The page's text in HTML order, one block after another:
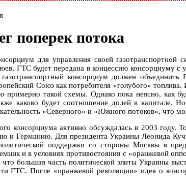
поперек потока
для управления своей
ГТС будет передана в концессию консорциуму с
консорциум должен объединить
Союз как потребителя «голубого»
примерно такой схемы. Однако пока неясно, как
каково будет соотношение долей в капитале.
«Северного» и «Южного потоков», что
консорциума активно обсуждалась в 2003 году.
и Германию. Для президента Украины Леонида
поддержки со стороны Москвы в
и в условиях противостояния с «оранжевой
большая часть политической элиты Украины
ГТС. После «оранжевой революции» идея о